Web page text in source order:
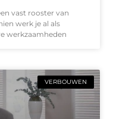
vast rooster van
werk je al als
werkzaamheden
VERBOUWEN